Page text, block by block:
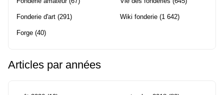
Fonderie d'art (291)
Forge (40)
Wiki fonderie (1 642)
Articles par années